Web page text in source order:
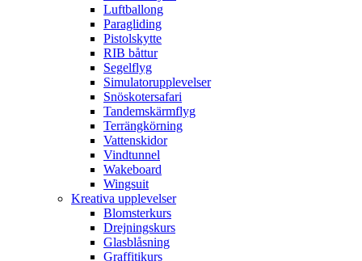
Luftballong
Paragliding
Pistolskytte
RIB båttur
Segelflyg
Simulatorupplevelser
Snöskotersafari
Tandemskärmflyg
Terrängkörning
Vattenskidor
Vindtunnel
Wakeboard
Wingsuit
Kreativa upplevelser
Blomsterkurs
Drejningskurs
Glasblåsning
Graffitikurs